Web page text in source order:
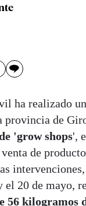
ha realizado
provincia de
'grow shops',
de
el 20 de mayo,
56 kilogramos